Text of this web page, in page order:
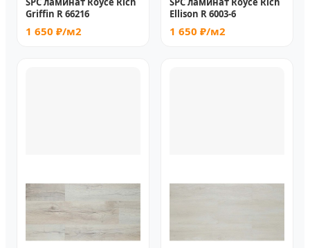
Griffin R 66216
1 650 ₽/м2
Ellison R 6003-6
1 650 ₽/м2